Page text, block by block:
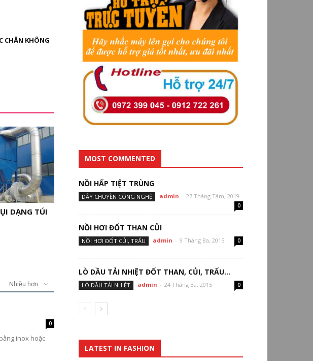
CHÂN KHÔNG
DẠNG TÚI
Nhiều hơn
0
inox hoặc
MOST COMMENTED
NỒI HẤP TIỆT TRÙNG
DÂY CHUYỀN CÔNG NGHỆ admin - 27 Tháng Tám, 2019
0
NỒI HƠI ĐỐT THAN CỦI
NỒI HƠI ĐỐT CỦI, TRẤU admin - 9 Tháng Ba, 2015 0
LÒ DẦU TẢI NHIỆT ĐỐT THAN, CỦI, TRẤU…
LÒ DẦU TẢI NHIỆT admin - 24 Tháng Ba, 2015 0
LATEST IN FASHION